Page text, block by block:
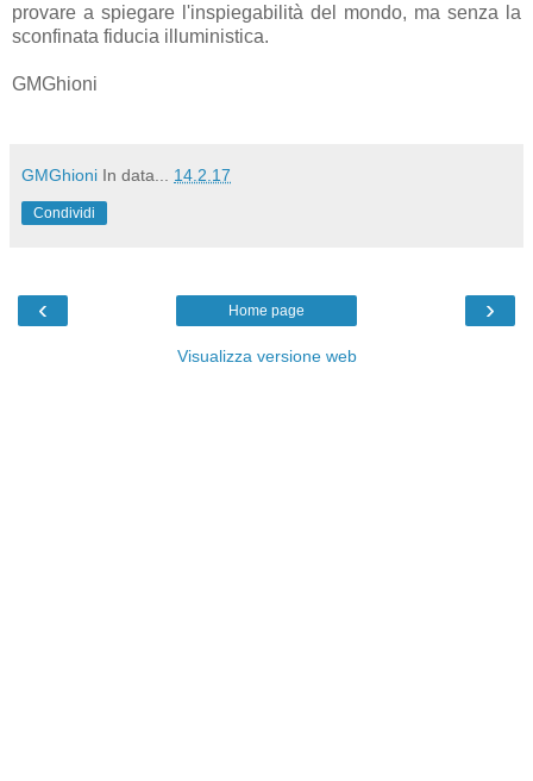
provare a spiegare l'inspiegabilità del mondo, ma senza la
sconfinata fiducia illuministica.
GMGhioni
GMGhioni In data... 14.2.17
Condividi
‹ ›
Home page
Visualizza versione web